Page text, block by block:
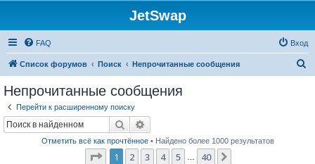
JetSwap
FAQ Вход
Список форумов Поиск Непрочитанные сообщения
Непрочитанные сообщения
Перейти к расширенному поиску
Поиск
Отметить всё как прочтённое• Найдено более 1000 результатов
Страница из 40
1 2 3 4 5 40